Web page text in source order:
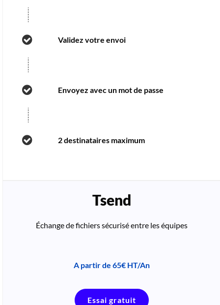
Validez votre envoi
Envoyez avec un mot de passe
2 destinataires maximum
Tsend
Échange de fichiers sécurisé entre les équipes
A partir de 65€ HT/An
Essai gratuit